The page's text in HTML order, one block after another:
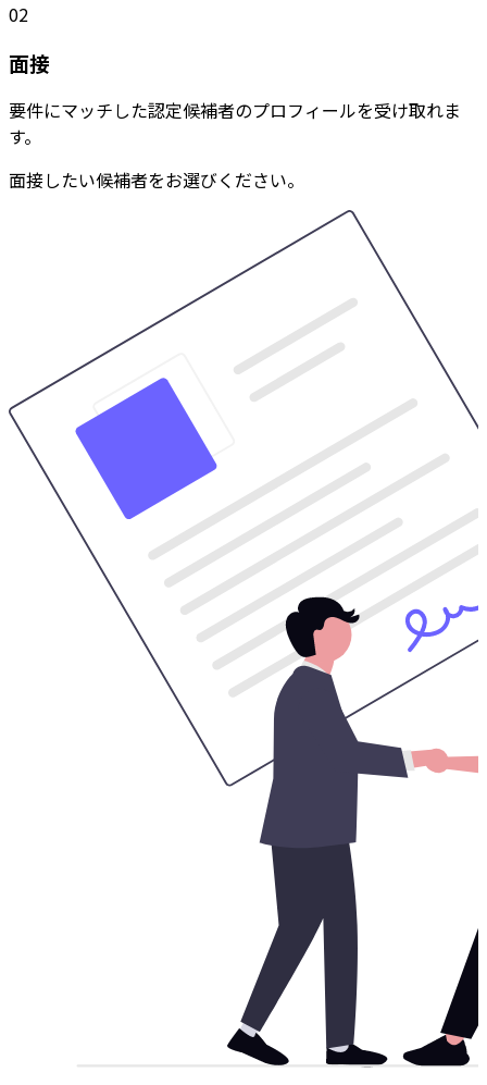
02
面接
要件にマッチした認定候補者のプロフィールを受け取れま
す。
面接したい候補者をお選びください。